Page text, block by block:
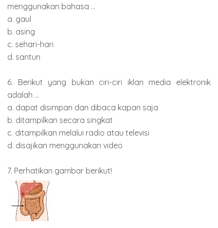
menggunakan bahasa ...
a. gaul
b. asing
c. sehari-hari
d. santun
6. Berikut yang bukan ciri-ciri iklan media elektronik
adalah ...
a. dapat disimpan dan dibaca kapan saja
b. ditampilkan secara singkat
c. ditampilkan melalui radio atau televisi
d. disajikan menggunakan video
7. Perhatikan gambar berikut!